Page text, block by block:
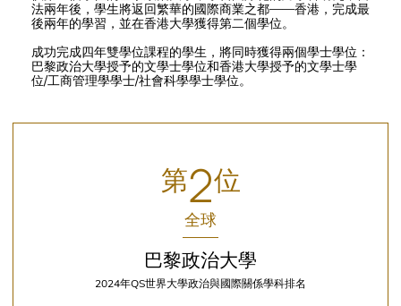
法兩年後，學生將返回繁華的國際商業之都——香港，完成最
後兩年的學習，並在香港大學獲得第二個學位。
成功完成四年雙學位課程的學生，將同時獲得兩個學士學位：
巴黎政治大學授予的文學士學位和香港大學授予的文學士學
位/工商管理學學士/社會科學學士學位。
第2位
全球
巴黎政治大學
2024年QS世界大學政治與國際關係學科排名